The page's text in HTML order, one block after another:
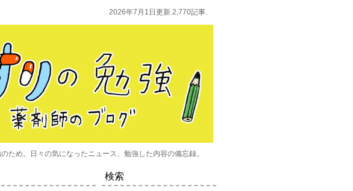
2026年7月1日更新.2,770記事.
め。日々の気になったニュース、勉強した内容の備忘録。
検索